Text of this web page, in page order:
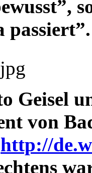
passiert”.
Geisel
von
http://